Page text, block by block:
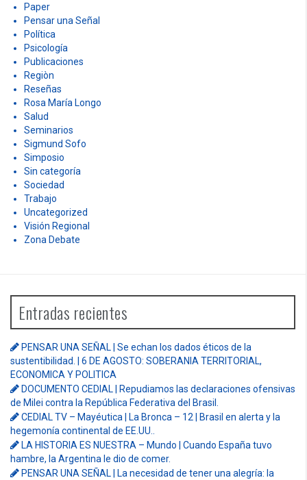
Paper
Pensar una Señal
Política
Psicología
Publicaciones
Regiòn
Reseñas
Rosa María Longo
Salud
Seminarios
Sigmund Sofo
Simposio
Sin categoría
Sociedad
Trabajo
Uncategorized
Visión Regional
Zona Debate
Entradas recientes
PENSAR UNA SEÑAL | Se echan los dados éticos de la
sustentibilidad. | 6 DE AGOSTO: SOBERANIA TERRITORIAL,
ECONOMICA Y POLITICA
DOCUMENTO CEDIAL | Repudiamos las declaraciones ofensivas
de Milei contra la República Federativa del Brasil.
CEDIAL TV – Mayéutica | La Bronca – 12 | Brasil en alerta y la
hegemonía continental de EE.UU..
LA HISTORIA ES NUESTRA – Mundo | Cuando España tuvo
hambre, la Argentina le dio de comer.
PENSAR UNA SEÑAL | La necesidad de tener una alegría: la